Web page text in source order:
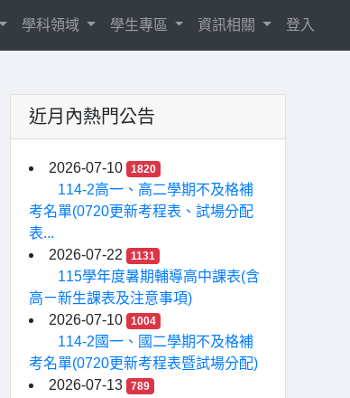
學科領域 學生專區 資訊相關 登入
近月內熱門公告
2026-07-10 1820
114-2高一、高二學期不及格補
考名單(0720更新考程表、試場分配
表...
2026-07-22
1131
115學年度暑期輔導高中課表(含
高ㄧ新生課表及注意事項)
2026-07-10
1004
114-2國一、國二學期不及格補
考名單(0720更新考程表暨試場分配)
2026-07-13
789